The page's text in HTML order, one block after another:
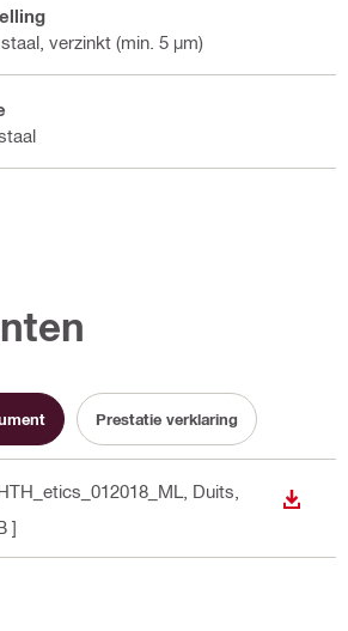
verzinkt (min. 5 µm)
Prestatie verklaring
, Duits,
]